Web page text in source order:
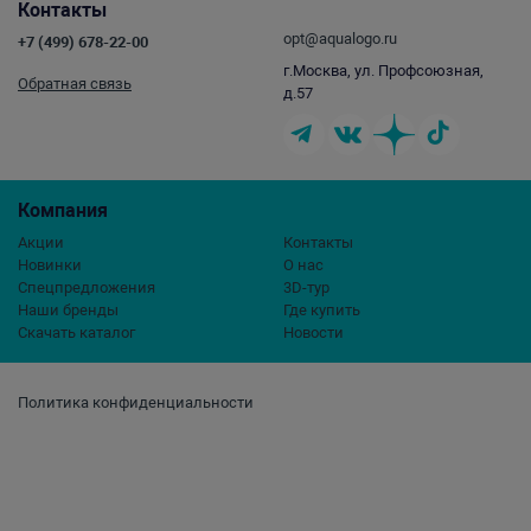
Политика конфиденциальности
Компания
Акции
Новинки
Спецпредложения
Наши бренды
Скачать каталог
Контакты
О нас
3D-тур
Где купить
Новости
Контакты
+7 (499) 678-22-00
Обратная связь
opt@aqualogo.ru
г.Москва, ул. Профсоюзная,
д.57